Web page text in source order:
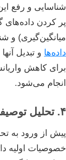
شناسایی و رفع
پر کردن داده‌های
میانگین‌گیری) و
داده‌ها و تبدیل
برای کاهش
انجام می‌شود.
۴. تحلیل توصیفی (Descriptive Analysis)
پیش از ورود به
خصوصیات اولیه